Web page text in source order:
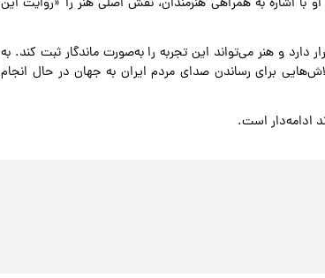
و هنر می‌تواند این تجربه را به‌صورت ماندگار ثبت کند. به
برای رساندن صدای مردم ایران به جهان در حال انجام
ادامه‌دار است.